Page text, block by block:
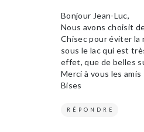
Bonjour Jean-Luc,
Nous avons choisit
Chisec pour éviter la
sous le lac qui est
effet, que de belles
Merci à vous les amis
Bises
RÉPONDRE